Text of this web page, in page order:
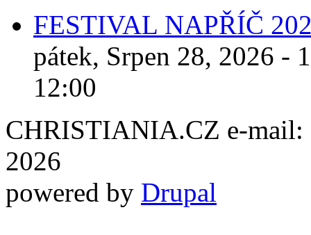
FESTIVAL NAPŘÍČ
pátek, Srpen 28, 2026 -
12:00
CHRISTIANIA.CZ e-mail:
2026
powered by Drupal